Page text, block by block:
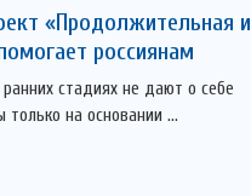
«Продолжительная и
россиянам
стадиях не дают о себе
на основании ...